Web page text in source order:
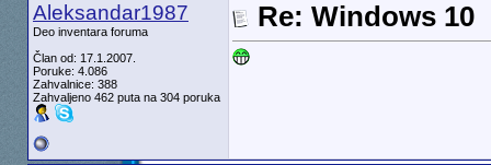
Aleksandar1987
Deo inventara foruma
Član od: 17.1.2007.
Poruke: 4.086
Zahvalnice: 388
Zahvaljeno 462 puta na 304 poruka
Re: Windows 10